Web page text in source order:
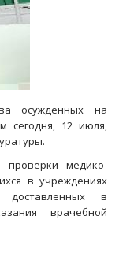
осужденных на
сегодня, 12 июля,
медико-
в учреждениях
доставленных в
врачебной